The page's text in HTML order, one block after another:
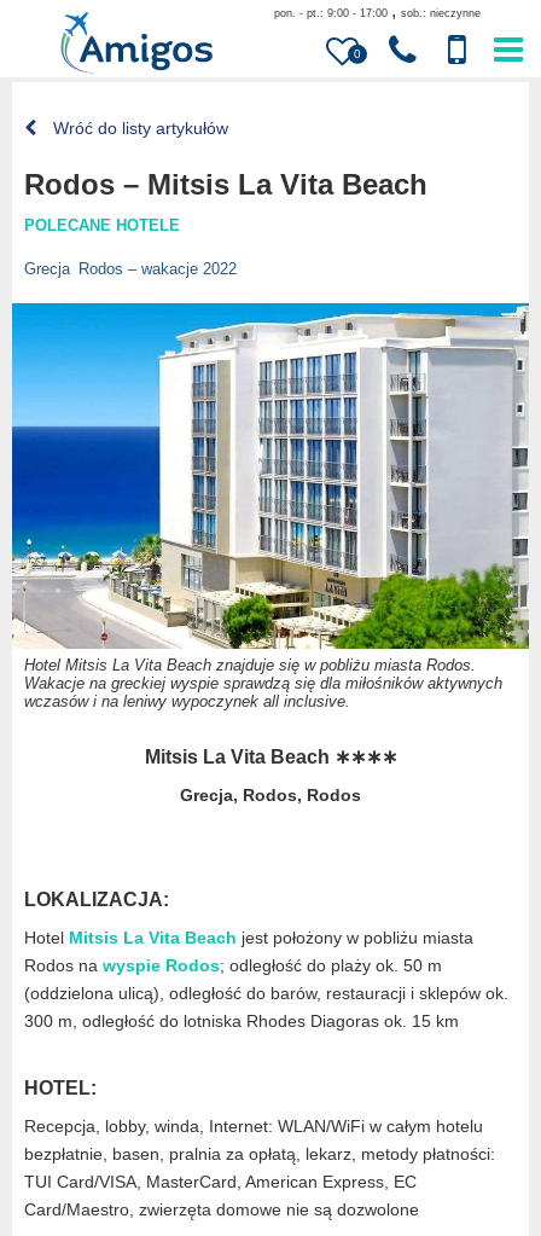
0
pon. - pt.: 9:00 - 17:00 , sob.: nieczynne
Wróć do listy artykułów
Rodos – Mitsis La Vita Beach
POLECANE HOTELE
Grecja Rodos – wakacje 2022
Hotel Mitsis La Vita Beach znajduje się w pobliżu miasta Rodos.
Wakacje na greckiej wyspie sprawdzą się dla miłośników aktywnych
wczasów i na leniwy wypoczynek all inclusive.
Mitsis La Vita Beach ∗∗∗∗
Grecja, Rodos, Rodos
LOKALIZACJA:
Hotel Mitsis La Vita Beach jest położony w pobliżu miasta
Rodos na wyspie Rodos; odległość do plaży ok. 50 m
(oddzielona ulicą), odległość do barów, restauracji i sklepów ok.
300 m, odległość do lotniska Rhodes Diagoras ok. 15 km
HOTEL:
Recepcja, lobby, winda, Internet: WLAN/WiFi w całym hotelu
bezpłatnie, basen, pralnia za opłatą, lekarz, metody płatności:
TUI Card/VISA, MasterCard, American Express, EC
Card/Maestro, zwierzęta domowe nie są dozwolone